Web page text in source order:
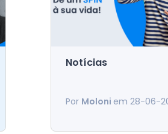
Notícias
à sua vida!
serviço de
Por Moloni em 28-06-